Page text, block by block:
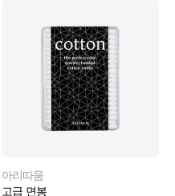
아리따움
고급 면봉